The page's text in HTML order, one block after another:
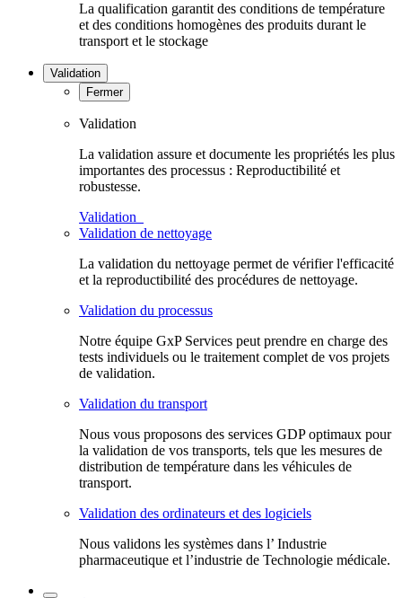
La qualification garantit des conditions de température
et des conditions homogènes des produits durant le
transport et le stockage
Validation
Fermer
Validation
La validation assure et documente les propriétés les plus
importantes des processus : Reproductibilité et
robustesse.
Validation
Validation de nettoyage
La validation du nettoyage permet de vérifier l'efficacité
et la reproductibilité des procédures de nettoyage.
Validation du processus
Notre équipe GxP Services peut prendre en charge des
tests individuels ou le traitement complet de vos projets
de validation.
Validation du transport
Nous vous proposons des services GDP optimaux pour
la validation de vos transports, tels que les mesures de
distribution de température dans les véhicules de
transport.
Validation des ordinateurs et des logiciels
Nous validons les systèmes dans l’ Industrie
pharmaceutique et l’industrie de Technologie médicale.